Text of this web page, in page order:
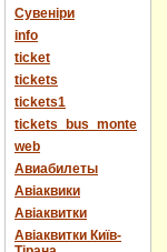
Cувеніри
info
ticket
tickets
tickets1
tickets_bus_monte
web
Авиабилеты
Авіаквики
Авіаквитки
Авіаквитки Київ-